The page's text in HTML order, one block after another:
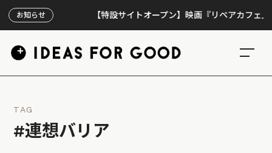
お知らせ 【特設サイトオープン】映画『リペアカフェ』、上
TAG
#連想バリア